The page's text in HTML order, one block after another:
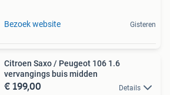
Bezoek website Gisteren
Citroen Saxo / Peugeot 106 1.6
vervangings buis midden
€ 199,00 Details